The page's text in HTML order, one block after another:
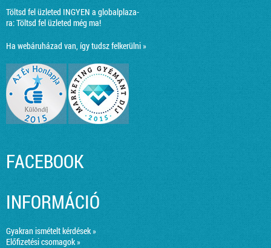
Töltsd fel üzleted INGYEN a globalplaza-
ra:Töltsd fel üzleted még ma!
Ha webáruházad van, így tudsz felkerülni »
FACEBOOK
INFORMÁCIÓ
Gyakran ismételt kérdések »
Előfizetési csomagok »